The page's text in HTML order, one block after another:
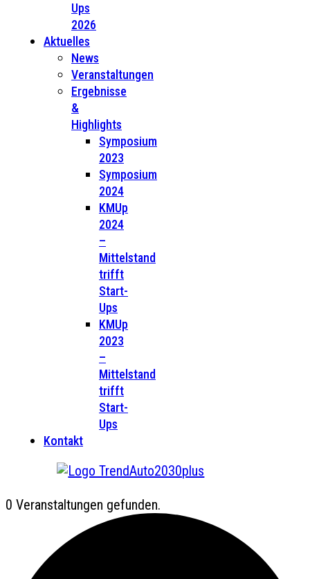
Ups
2026
Aktuelles
News
Veranstaltungen
Ergebnisse
&
Highlights
Symposium
2023
Symposium
2024
KMUp
2024
–
Mittelstand
trifft
Start-
Ups
KMUp
2023
–
Mittelstand
trifft
Start-
Ups
Kontakt
0 Veranstaltungen gefunden.